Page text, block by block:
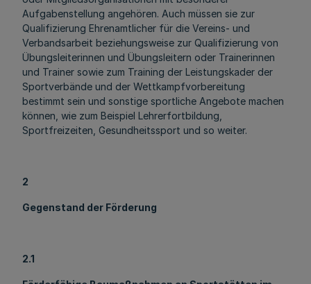
Aufgabenstellung angehören. Auch müssen sie zur
Qualifizierung Ehrenamtlicher für die Vereins- und
Verbandsarbeit beziehungsweise zur Qualifizierung von
Übungsleiterinnen und Übungsleitern oder Trainerinnen
und Trainer sowie zum Training der Leistungskader der
Sportverbände und der Wettkampfvorbereitung
bestimmt sein und sonstige sportliche Angebote machen
können, wie zum Beispiel Lehrerfortbildung,
Sportfreizeiten, Gesundheitssport und so weiter.
2
Gegenstand der Förderung
2.1